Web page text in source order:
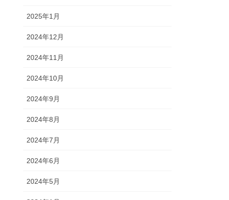
2025年1月
2024年12月
2024年11月
2024年10月
2024年9月
2024年8月
2024年7月
2024年6月
2024年5月